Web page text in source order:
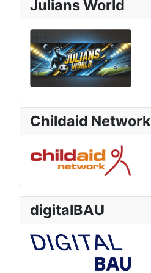
Julians World
Childaid Network
digitalBAU